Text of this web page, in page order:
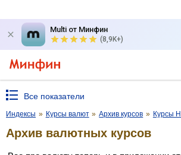
Multi от Минфин
(8,9K+)
Все показатели
Индексы » Курсы валют » Архив курсов » Курсы
Архив валютных курсов